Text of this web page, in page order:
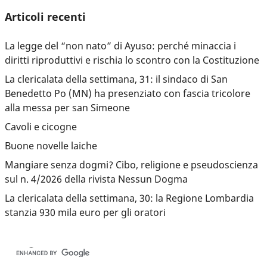
Articoli recenti
La legge del “non nato” di Ayuso: perché minaccia i
diritti riproduttivi e rischia lo scontro con la Costituzione
La clericalata della settimana, 31: il sindaco di San
Benedetto Po (MN) ha presenziato con fascia tricolore
alla messa per san Simeone
Cavoli e cicogne
Buone novelle laiche
Mangiare senza dogmi? Cibo, religione e pseudoscienza
sul n. 4/2026 della rivista Nessun Dogma
La clericalata della settimana, 30: la Regione Lombardia
stanzia 930 mila euro per gli oratori